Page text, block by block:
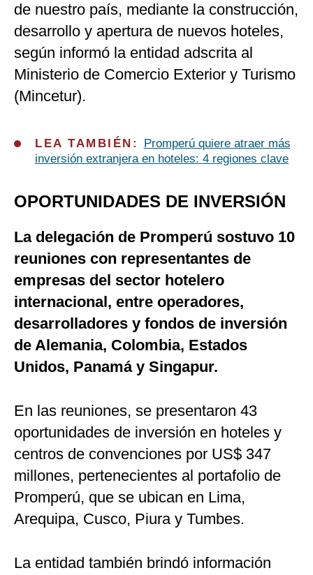
de nuestro país, mediante la construcción,
desarrollo y apertura de nuevos hoteles,
según informó la entidad adscrita al
Ministerio de Comercio Exterior y Turismo
(Mincetur).
LEA TAMBIÉN:
Promperú quiere atraer más
inversión extranjera en hoteles: 4 regiones clave
OPORTUNIDADES DE INVERSIÓN
La delegación de Promperú sostuvo 10
reuniones con representantes de
empresas del sector hotelero
internacional, entre operadores,
desarrolladores y fondos de inversión
de Alemania, Colombia, Estados
Unidos, Panamá y Singapur.
En las reuniones, se presentaron 43
oportunidades de inversión en hoteles y
centros de convenciones por US$ 347
millones, pertenecientes al portafolio de
Promperú, que se ubican en Lima,
Arequipa, Cusco, Piura y Tumbes.
La entidad también brindó información